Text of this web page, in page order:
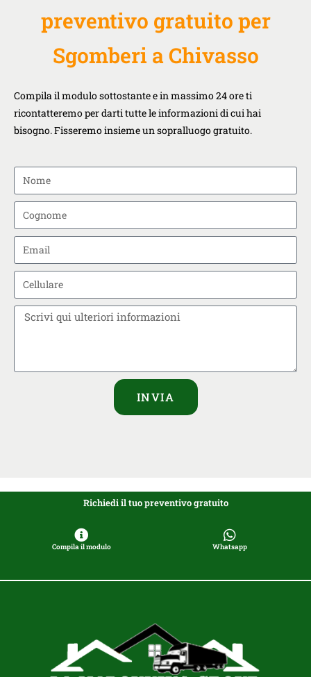
preventivo gratuito per
Sgomberi a Chivasso
Compila il modulo sottostante e in massimo 24 ore ti
ricontatteremo per darti tutte le informazioni di cui hai
bisogno. Fisseremo insieme un sopralluogo gratuito.
INVIA
Richiedi il tuo preventivo gratuito
Compila il modulo Whatsapp